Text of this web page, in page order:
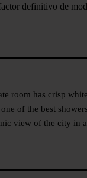
definitivo de
room has crisp white
of the best
view of the city in